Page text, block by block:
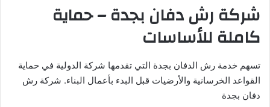
شركة رش دفان بجدة – حماية
كاملة للأساسات
تسهم خدمة رش الدفان بجدة التي تقدمها شركة الدولية في حماية
القواعد الخرسانية والأرضيات قبل البدء بأعمال البناء. شركة رش
دفان بجدة